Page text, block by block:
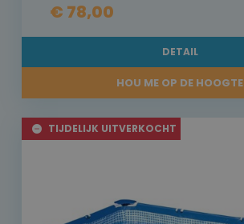
€ 78,00
DETAIL
HOU ME OP DE HOOGTE
TIJDELIJK UITVERKOCHT